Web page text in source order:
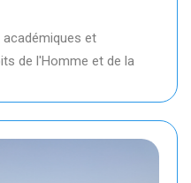
et
de l'Homme et de la